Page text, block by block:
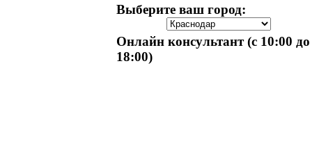
Выберите ваш город:
Онлайн консультант (с 10:00 до
18:00)